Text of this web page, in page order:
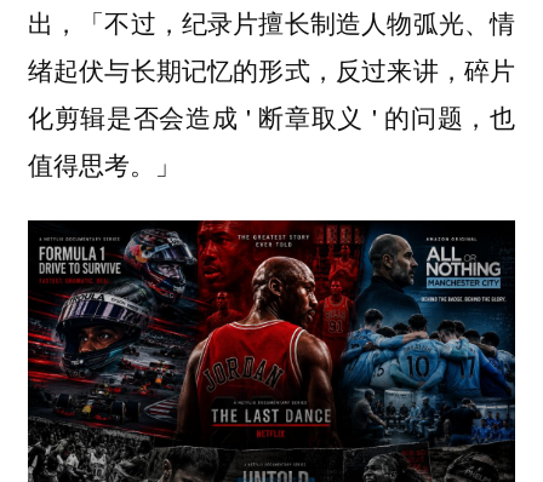
出，「不过，纪录片擅长制造人物弧光、情
绪起伏与长期记忆的形式，反过来讲，碎片
化剪辑是否会造成 ' 断章取义 ' 的问题，也
值得思考。」